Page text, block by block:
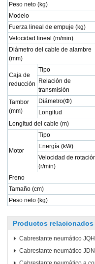
Peso neto (kg)
Modelo
Fuerza lineal de empuje (kg)
Velocidad lineal (m/min)
Diámetro del cable de alambre
(mm)
Caja de
reducción
Tipo
Relación de
transmisión
Tambor
(mm)
Diámetro(Φ)
Longitud
Longitud del cable (m)
Motor
Tipo
Energía (kW)
Velocidad de
(r/min)
Freno
Tamaño (cm)
Peso neto (kg)
Productos relacionados
Cabrestante neumático
Cabrestante neumático JDN